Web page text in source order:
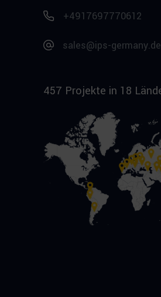
+4917697770612
sales@ips-germany.de
457 Projekte in 18